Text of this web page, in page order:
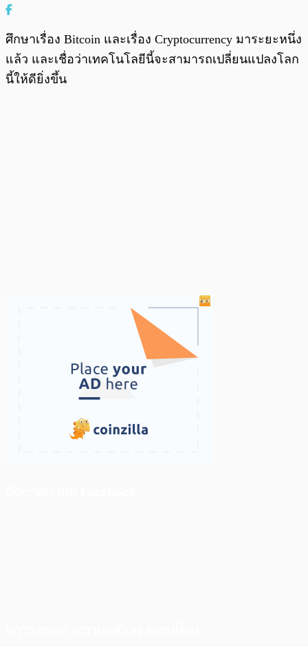
ศึกษาเรื่อง Bitcoin และเรื่อง Cryptocurrency มาระยะหนึ่ง
แล้ว และเชื่อว่าเทคโนโลยีนี้จะสามารถเปลี่ยนแปลงโลก
นี้ให้ดียิ่งขึ้น